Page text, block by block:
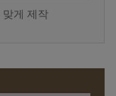
맞게 제작